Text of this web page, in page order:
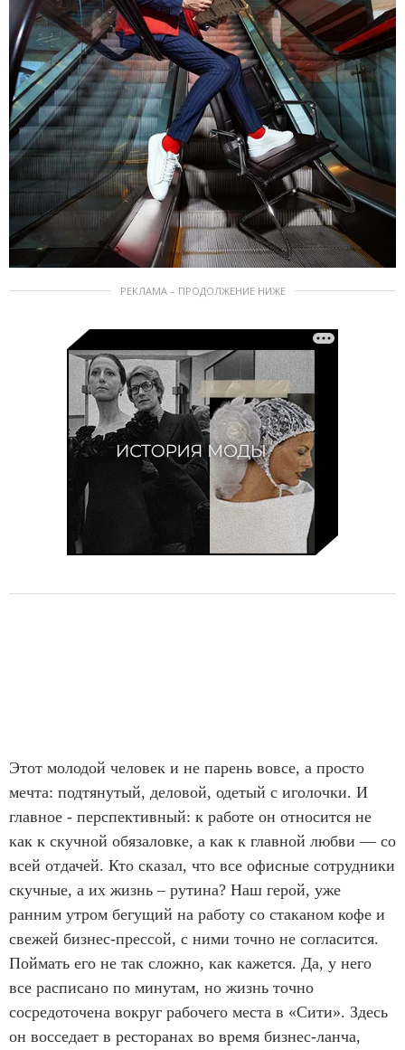
РЕКЛАМА – ПРОДОЛЖЕНИЕ НИЖЕ
Этот молодой человек и не парень вовсе, а просто
мечта: подтянутый, деловой, одетый с иголочки. И
главное - перспективный: к работе он относится не
как к скучной обязаловке, а как к главной любви — со
всей отдачей. Кто сказал, что все офисные сотрудники
скучные, а их жизнь – рутина? Наш герой, уже
ранним утром бегущий на работу со стаканом кофе и
свежей бизнес-прессой, с ними точно не согласится.
Поймать его не так сложно, как кажется. Да, у него
все расписано по минутам, но жизнь точно
сосредоточена вокруг рабочего места в «Сити». Здесь
он восседает в ресторанах во время бизнес-ланча,